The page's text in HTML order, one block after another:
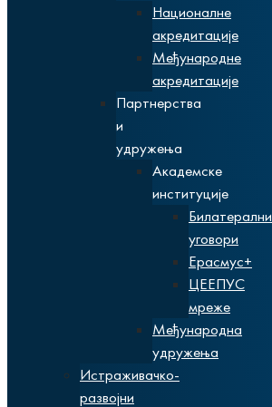
Националне
акредитације
Међународне
акредитације
Партнерства
и
удружења
Академске
институције
Билатерални
уговори
Ерасмус+
ЦЕЕПУС
мреже
Међународна
удружења
Истраживачко-
развојни